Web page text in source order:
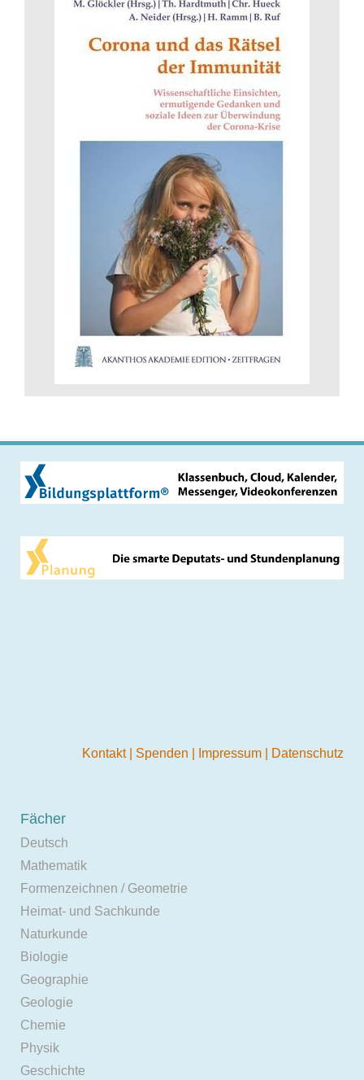
Kontakt Spenden Impressum Datenschutz
Fächer
Deutsch
Mathematik
Formenzeichnen / Geometrie
Heimat- und Sachkunde
Naturkunde
Biologie
Geographie
Geologie
Chemie
Physik
Geschichte